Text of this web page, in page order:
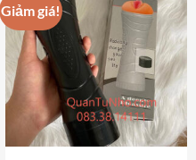
Giảm giá!